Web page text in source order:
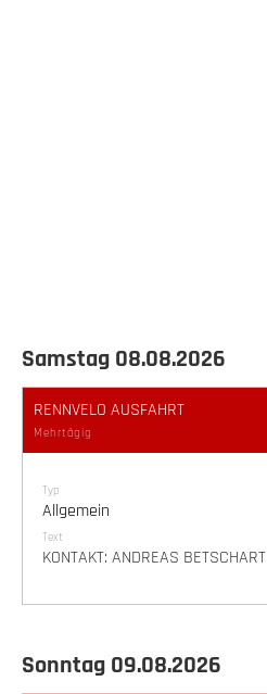
Samstag 08.08.2026
RENNVELO AUSFAHRT
Mehrtägig
Typ
Allgemein
Text
KONTAKT: ANDREAS BETSCHART
Sonntag 09.08.2026